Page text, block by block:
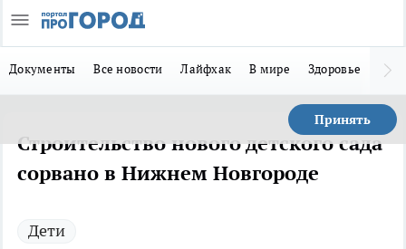
Документы Все новости Лайфхак В мире Здоровье
Принять
Строительство нового детского сада
сорвано в Нижнем Новгороде
Дети